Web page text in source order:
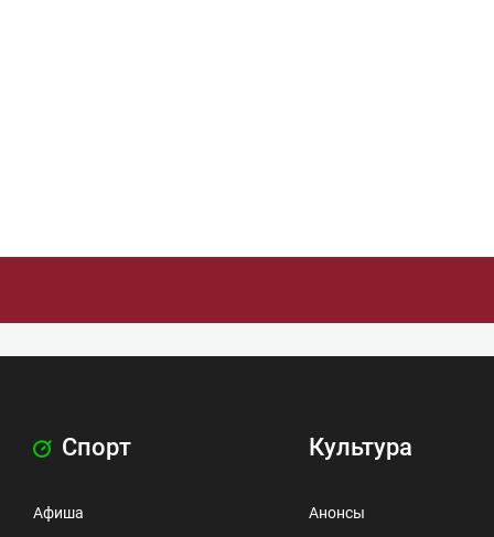
Спорт
Афиша
Культура
Анонсы